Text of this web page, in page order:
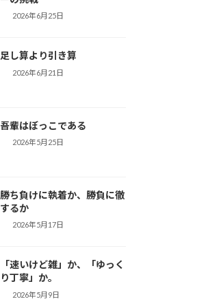
2026年6月25日
足し算より引き算
2026年6月21日
吾輩はぼっこである
2026年5月25日
勝ち負けに執着か、勝負に徹
するか
2026年5月17日
「速いけど雑」か、「ゆっく
り丁寧」か。
2026年5月9日